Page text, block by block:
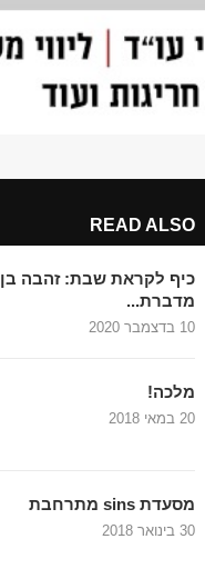
בשבת השחורה
READ ALSO
כיף לקראת שבת: זהבה בן
מדברת...
10 בדצמבר 2020
מלכה!
20 במאי 2018
מסעדת sins מתרחבת
30 בינואר 2018